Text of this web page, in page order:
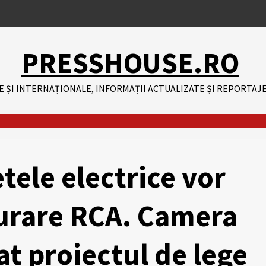
PRESSHOUSE.RO
ȘI INTERNAȚIONALE, INFORMAȚII ACTUALIZATE ȘI
electrice vor
RCA. Camera
proiectul de lege